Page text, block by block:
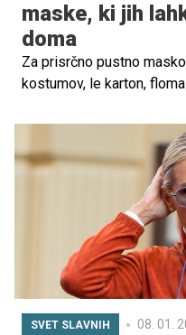
maske, ki jih
doma
Za prisrčno pustno
kostumov, le karton,
nastanejo tiger, krona,
otrok, ko masko izdela, si
Poskusite tudi vi: doma
karton ter skupaj
preprosta, prisrčna,
SVET SLAVNIH 08. 01.